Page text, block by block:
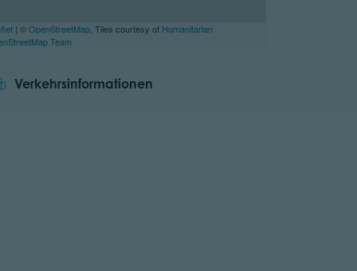
| ©OpenStreetMap , Tiles courtesy of Humanitarian
Team
Verkehrsinformationen